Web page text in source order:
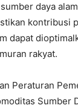
I WANT IN
thePrivacy Policy
daya
kontribusi
dapat
rakyat.
Peraturan
Sumber